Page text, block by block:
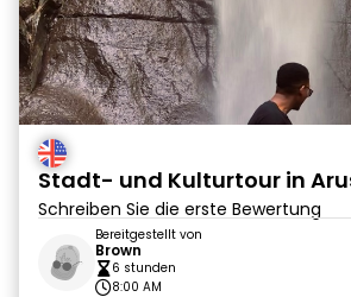
Stadt- und Kulturtour in
Schreiben Sie die erste Bewertung
Bereitgestellt von
Brown
6 stunden
8:00 AM